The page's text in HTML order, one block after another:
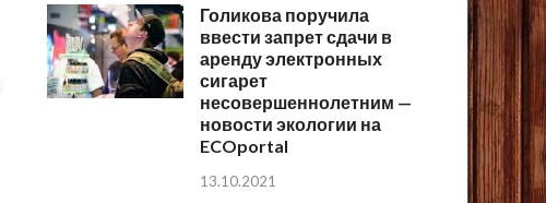
Голикова поручила
ввести запрет сдачи в
аренду электронных
сигарет
несовершеннолетним —
новости экологии на
ECOportal
13.10.2021